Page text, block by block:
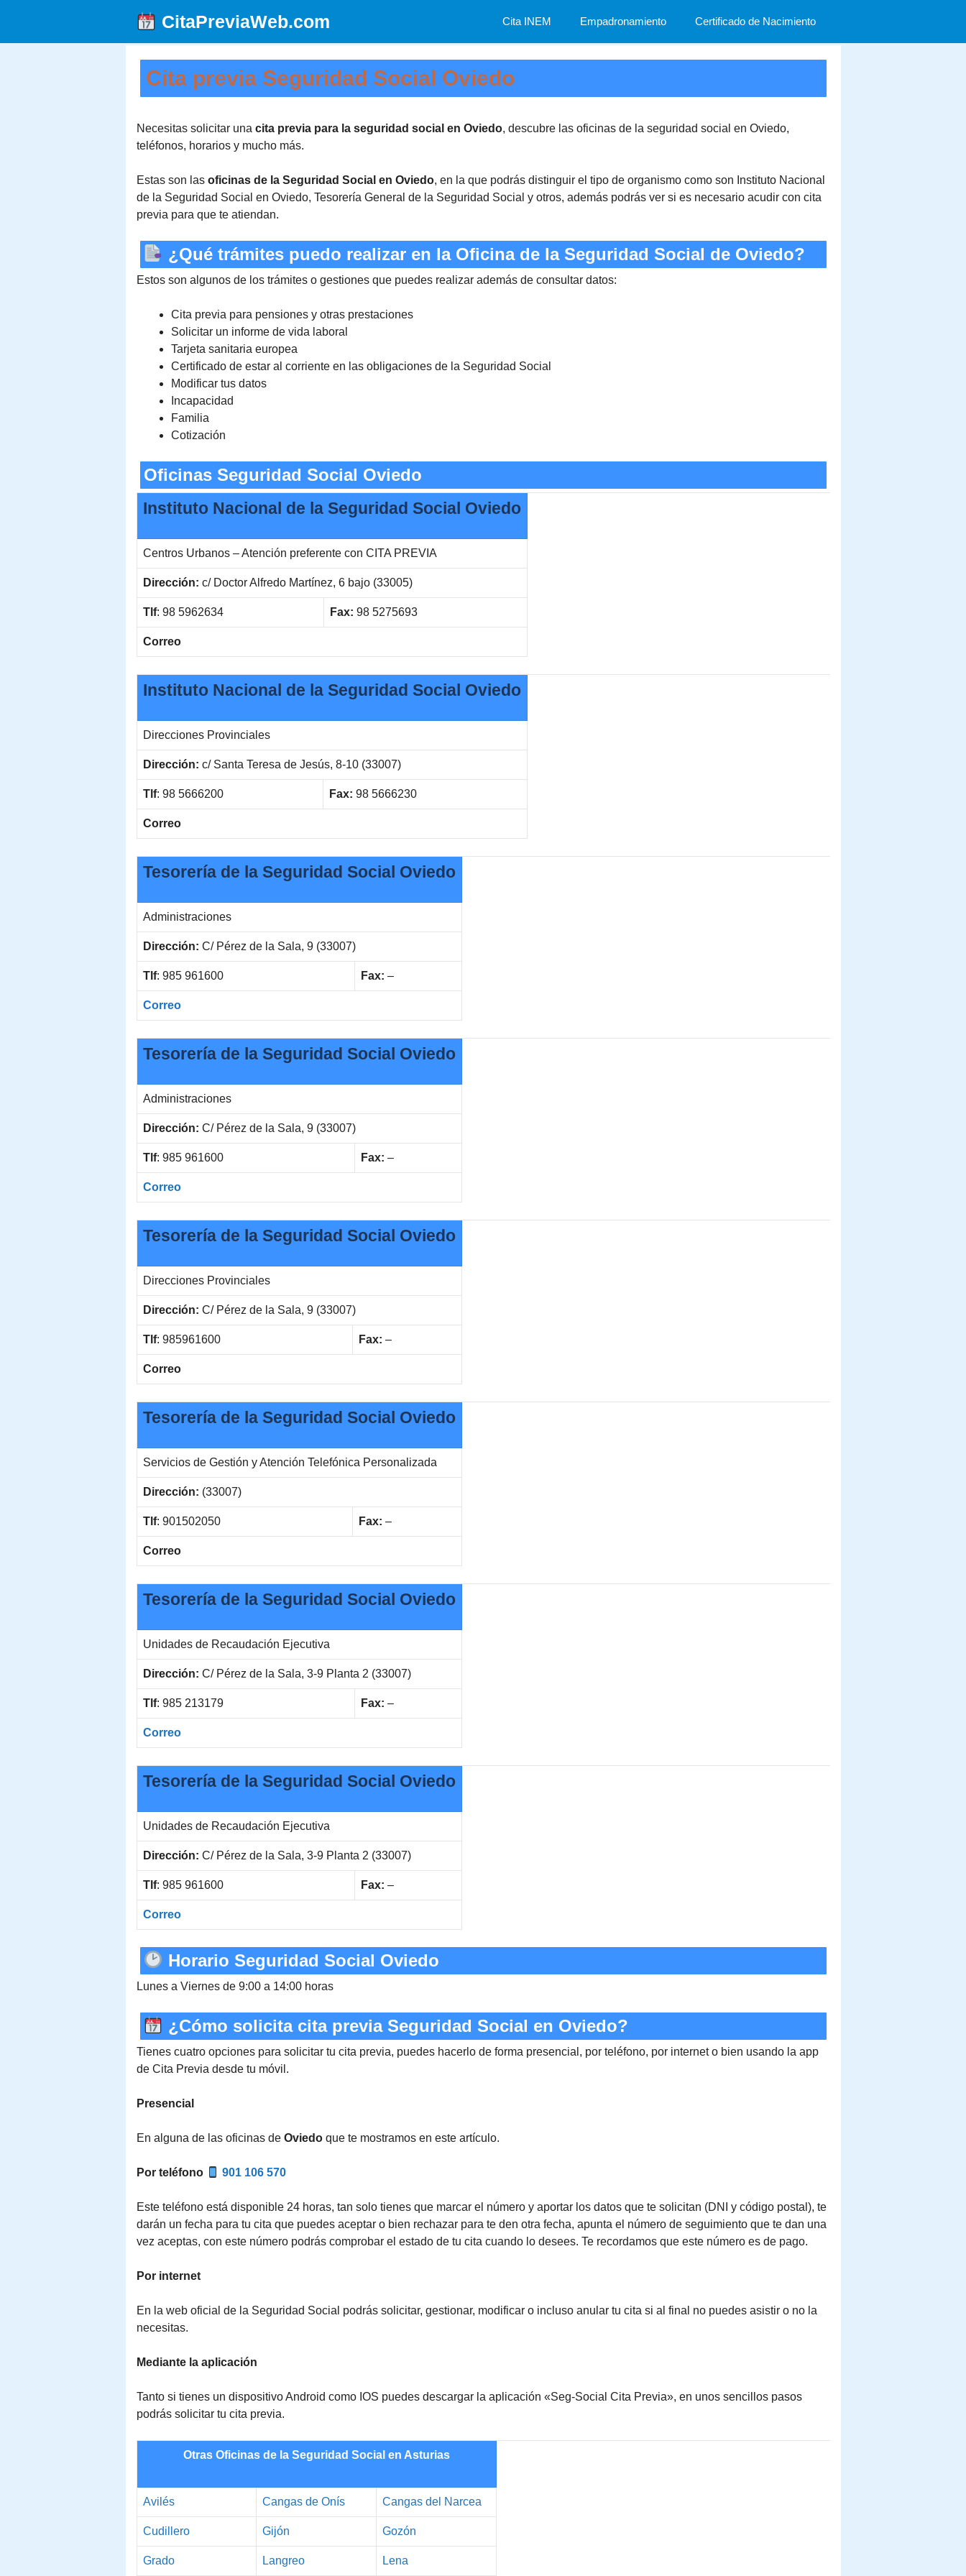
contenido
CitaPreviaWeb.com Cita INEM Empadronamiento Certificado de Nacimiento
Cita previa Seguridad Social Oviedo
Necesitas solicitar una cita previa para la seguridad social en Oviedo, descubre las oficinas de la seguridad social en Oviedo,
teléfonos, horarios y mucho más.
Estas son las oficinas de la Seguridad Social en Oviedo, en la que podrás distinguir el tipo de organismo como son Instituto Nacional
de la Seguridad Social en Oviedo, Tesorería General de la Seguridad Social y otros, además podrás ver si es necesario acudir con cita
previa para que te atiendan.
¿Qué trámites puedo realizar en la Oficina de la Seguridad Social de Oviedo?
Estos son algunos de los trámites o gestiones que puedes realizar además de consultar datos:
Cita previa para pensiones y otras prestaciones
Solicitar un informe de vida laboral
Tarjeta sanitaria europea
Certificado de estar al corriente en las obligaciones de la Seguridad Social
Modificar tus datos
Incapacidad
Familia
Cotización
Oficinas Seguridad Social Oviedo
Instituto Nacional de la Seguridad Social Oviedo
Centros Urbanos – Atención preferente con CITA PREVIA
Dirección: c/ Doctor Alfredo Martínez, 6 bajo (33005)
Tlf: 98 5962634 Fax: 98 5275693
Correo
Instituto Nacional de la Seguridad Social Oviedo
Direcciones Provinciales
Dirección: c/ Santa Teresa de Jesús, 8-10 (33007)
Tlf: 98 5666200 Fax: 98 5666230
Correo
Tesorería de la Seguridad Social Oviedo
Administraciones
Dirección: C/ Pérez de la Sala, 9 (33007)
Tlf: 985 961600 Fax: –
Correo
Tesorería de la Seguridad Social Oviedo
Administraciones
Dirección: C/ Pérez de la Sala, 9 (33007)
Tlf: 985 961600 Fax: –
Correo
Tesorería de la Seguridad Social Oviedo
Direcciones Provinciales
Dirección: C/ Pérez de la Sala, 9 (33007)
Tlf: 985961600 Fax: –
Correo
Tesorería de la Seguridad Social Oviedo
Servicios de Gestión y Atención Telefónica Personalizada
Dirección: (33007)
Tlf: 901502050 Fax: –
Correo
Tesorería de la Seguridad Social Oviedo
Unidades de Recaudación Ejecutiva
Dirección: C/ Pérez de la Sala, 3-9 Planta 2 (33007)
Tlf: 985 213179 Fax: –
Correo
Tesorería de la Seguridad Social Oviedo
Unidades de Recaudación Ejecutiva
Dirección: C/ Pérez de la Sala, 3-9 Planta 2 (33007)
Tlf: 985 961600 Fax: –
Correo
Horario Seguridad Social Oviedo
Lunes a Viernes de 9:00 a 14:00 horas
¿Cómo solicita cita previa Seguridad Social en Oviedo?
Tienes cuatro opciones para solicitar tu cita previa, puedes hacerlo de forma presencial, por teléfono, por internet o bien usando la app
de Cita Previa desde tu móvil.
Presencial
En alguna de las oficinas de Oviedoque te mostramos en este artículo.
Por teléfono 901 106 570
Este teléfono está disponible 24 horas, tan solo tienes que marcar el número y aportar los datos que te solicitan (DNI y código postal), te
darán un fecha para tu cita que puedes aceptar o bien rechazar para te den otra fecha, apunta el número de seguimiento que te dan una
vez aceptas, con este número podrás comprobar el estado de tu cita cuando lo desees. Te recordamos que este número es de pago.
Por internet
En la web oficial de la Seguridad Social podrás solicitar, gestionar, modificar o incluso anular tu cita si al final no puedes asistir o no la
necesitas.
Mediante la aplicación
Tanto si tienes un dispositivo Android como IOS puedes descargar la aplicación «Seg-Social Cita Previa», en unos sencillos pasos
podrás solicitar tu cita previa.
Otras Oficinas de la Seguridad Social en Asturias
Avilés Cangas de Onís Cangas del Narcea
Cudillero Gijón Gozón
Grado Langreo Lena